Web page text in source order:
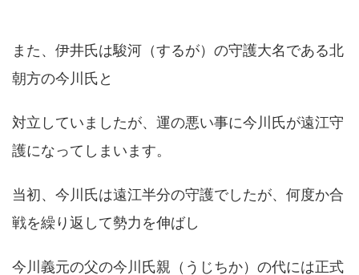
また、伊井氏は駿河（するが）の守護大名である北
朝方の今川氏と
対立していましたが、運の悪い事に今川氏が遠江守
護になってしまいます。
当初、今川氏は遠江半分の守護でしたが、何度か合
戦を繰り返して勢力を伸ばし
今川義元の父の今川氏親（うじちか）の代には正式